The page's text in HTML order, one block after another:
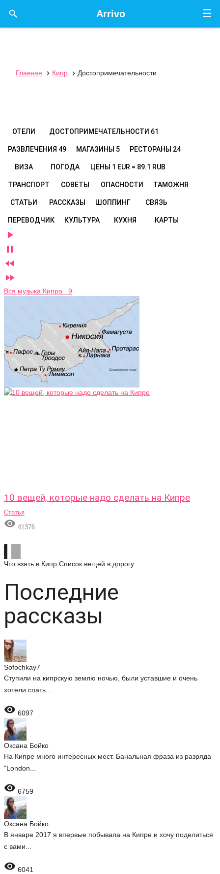
☰
Arrivo

Главная  Кипр  Достопримечательности
ОТЕЛИ ДОСТОПРИМЕЧАТЕЛЬНОСТИ 61
РАЗВЛЕЧЕНИЯ 49 МАГАЗИНЫ 5 РЕСТОРАНЫ 24
ВИЗА ПОГОДА ЦЕНЫ 1 EUR = 89.1 RUB
ТРАНСПОРТ СОВЕТЫ ОПАСНОСТИ ТАМОЖНЯ
СТАТЬИ РАССКАЗЫ ШОППИНГ СВЯЗЬ
ПЕРЕВОДЧИК КУЛЬТУРА КУХНЯ КАРТЫ




Вся музыка Кипра 9
10 вещей, которые надо сделать на Кипре
Статья
 41376
Что взять в Кипр Список вещей в дорогу
Последние
рассказы
Sofochkay7
Ступили на кипрскую землю ночью, были уставшие и очень
хотели спать....
 6097
Оксана Бойко
На Кипре много интересных мест. Банальная фраза из разряда
"London...
 6759
Оксана Бойко
В январе 2017 я впервые побывала на Кипре и хочу поделиться
с вами...
 6041